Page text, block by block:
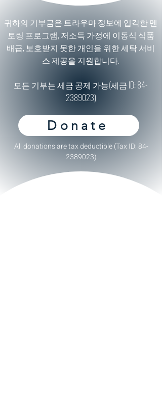
귀하의 기부금은 트라우마 정보에 입각한 멘
토링 프로그램, 저소득 가정에 이동식 식품
배급, 보호받지 못한 개인을 위한 세탁 서비
스 제공을 지원합니다.
모든 기부는 세금 공제 가능(세금 ID: 84-
2389023)
Donate
All donations are tax deductible (Tax ID:84-
2389023)